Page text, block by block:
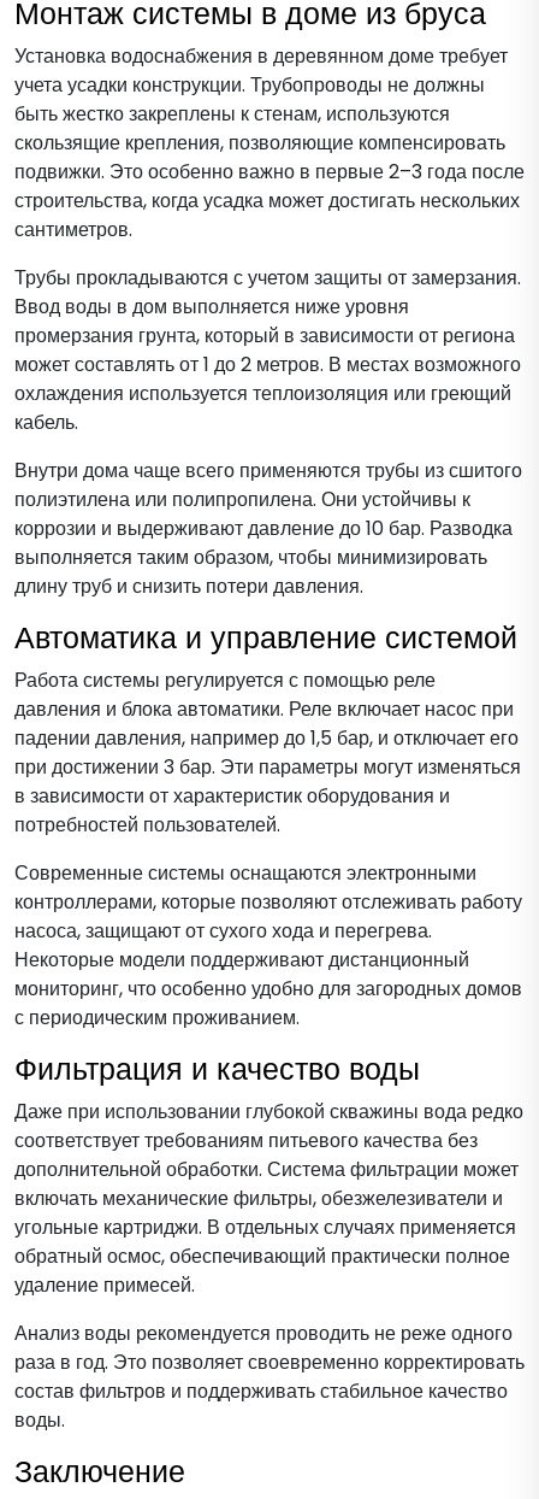
Монтаж системы в доме из бруса
Установка водоснабжения в деревянном доме требует
учета усадки конструкции. Трубопроводы не должны
быть жестко закреплены к стенам, используются
скользящие крепления, позволяющие компенсировать
подвижки. Это особенно важно в первые 2–3 года после
строительства, когда усадка может достигать нескольких
сантиметров.
Трубы прокладываются с учетом защиты от замерзания.
Ввод воды в дом выполняется ниже уровня
промерзания грунта, который в зависимости от региона
может составлять от 1 до 2 метров. В местах возможного
охлаждения используется теплоизоляция или греющий
кабель.
Внутри дома чаще всего применяются трубы из сшитого
полиэтилена или полипропилена. Они устойчивы к
коррозии и выдерживают давление до 10 бар. Разводка
выполняется таким образом, чтобы минимизировать
длину труб и снизить потери давления.
Автоматика и управление системой
Работа системы регулируется с помощью реле
давления и блока автоматики. Реле включает насос при
падении давления, например до 1,5 бар, и отключает его
при достижении 3 бар. Эти параметры могут изменяться
в зависимости от характеристик оборудования и
потребностей пользователей.
Современные системы оснащаются электронными
контроллерами, которые позволяют отслеживать работу
насоса, защищают от сухого хода и перегрева.
Некоторые модели поддерживают дистанционный
мониторинг, что особенно удобно для загородных домов
с периодическим проживанием.
Фильтрация и качество воды
Даже при использовании глубокой скважины вода редко
соответствует требованиям питьевого качества без
дополнительной обработки. Система фильтрации может
включать механические фильтры, обезжелезиватели и
угольные картриджи. В отдельных случаях применяется
обратный осмос, обеспечивающий практически полное
удаление примесей.
Анализ воды рекомендуется проводить не реже одного
раза в год. Это позволяет своевременно корректировать
состав фильтров и поддерживать стабильное качество
воды.
Заключение